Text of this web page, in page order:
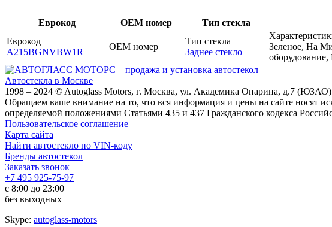
Еврокод OEM номер Тип стекла
Еврокод
A215BGNVBW1R
OEM номер
Тип стекла
Заднее стекло
Зеленое, На
Автостекла в Москве
1998 – 2024 © Autoglass Motors, г. Москва, ул. Академика Опарина, д.7 (ЮЗАО)
Обращаем ваше внимание на то, что вся информация и цены на сайте носят
определяемой положениями Статьями 435 и 437 Гражданского кодекса
Пользовательское соглашение
Карта сайта
Найти автостекло по VIN-коду
Бренды автостекол
Заказать звонок
+7 495 925-75-97
с 8:00 до 23:00
без выходных
Skype: autoglass-motors